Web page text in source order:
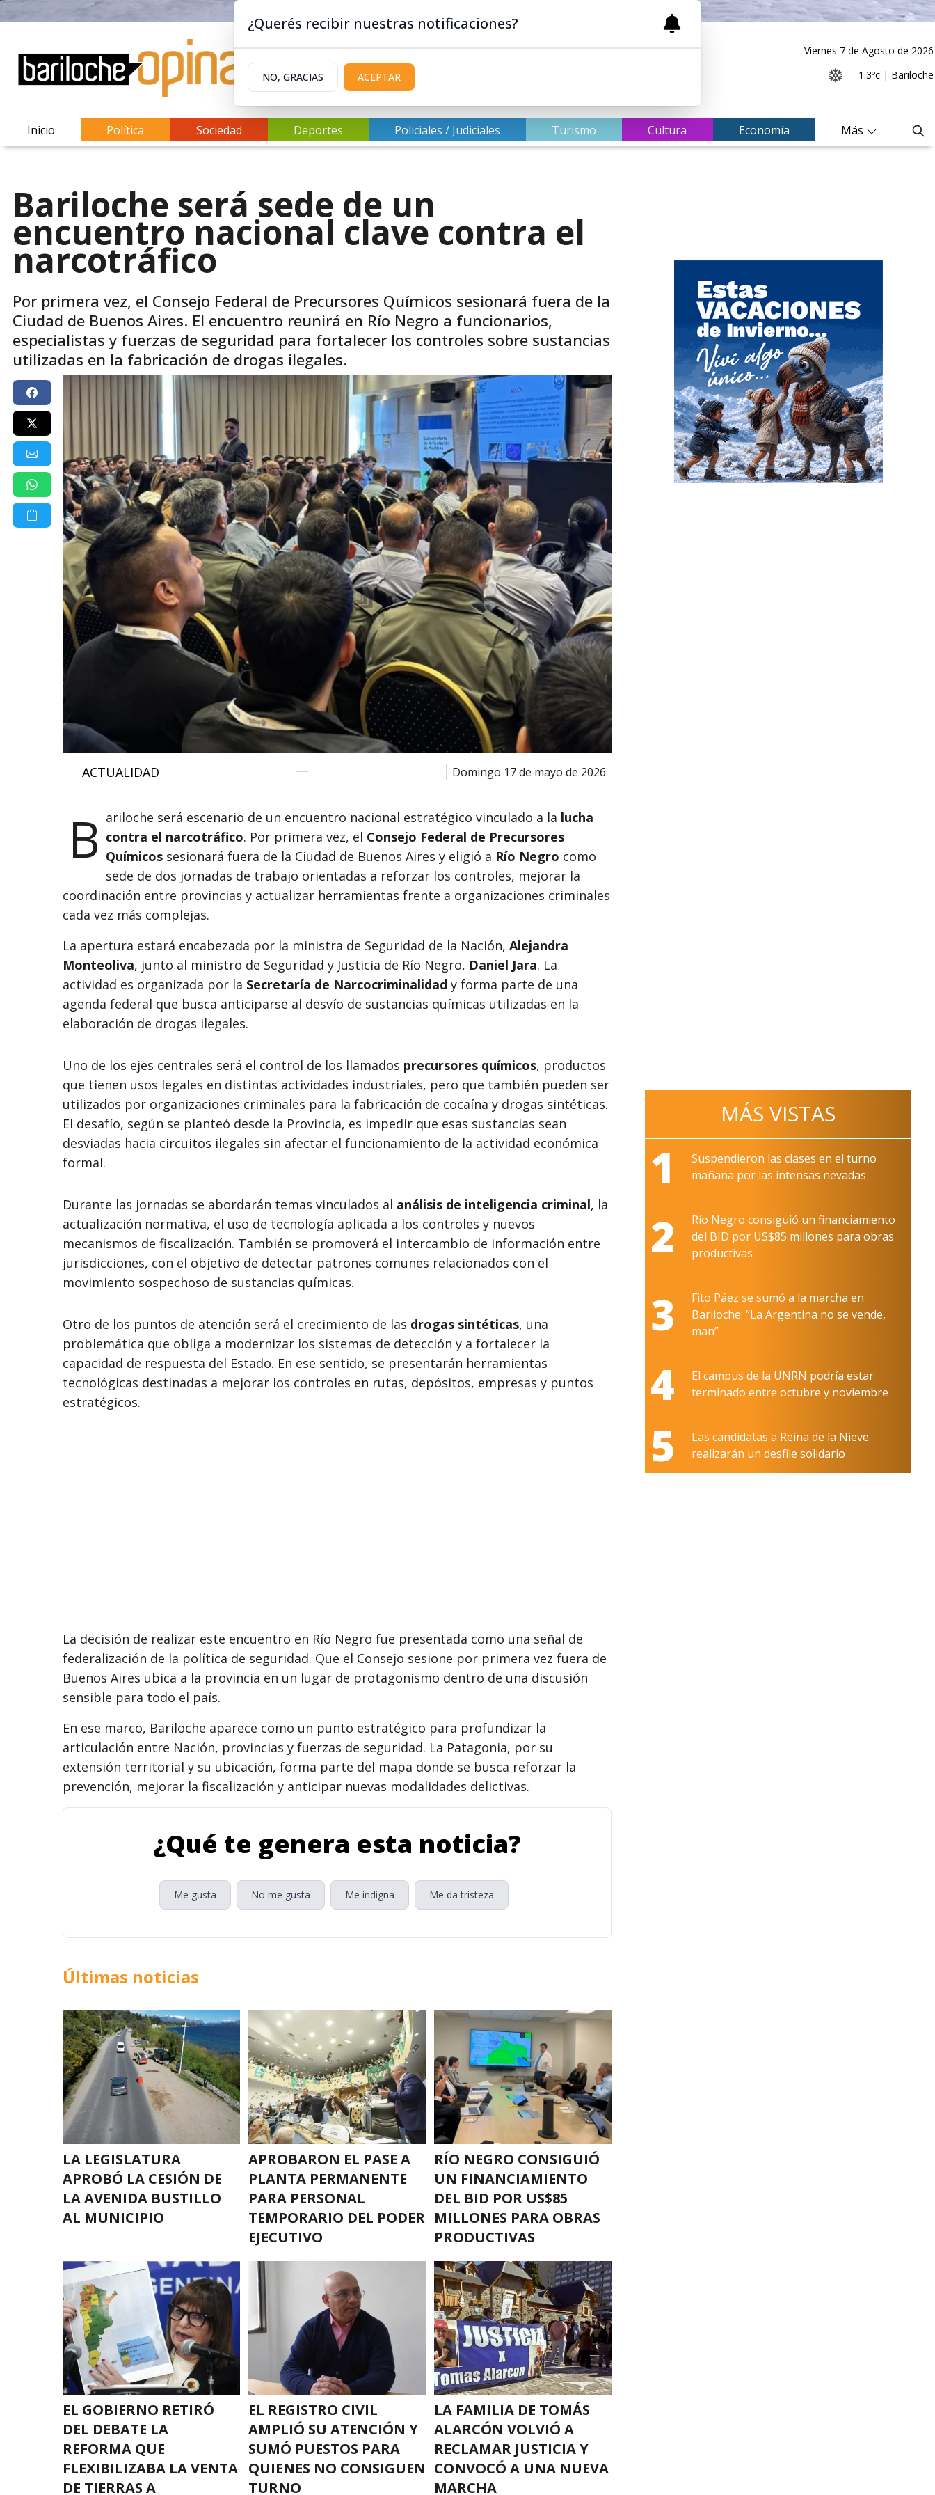
Viernes 7 de Agosto de 2026
1.3ºc | Bariloche
Inicio Política Sociedad Deportes Policiales / Judiciales Turismo Cultura Economía Más
Bariloche será sede de un
encuentro nacional clave contra el
narcotráfico
Por primera vez, el Consejo Federal de Precursores Químicos sesionará fuera de la
Ciudad de Buenos Aires. El encuentro reunirá en Río Negro a funcionarios,
especialistas y fuerzas de seguridad para fortalecer los controles sobre sustancias
utilizadas en la fabricación de drogas ilegales.
ACTUALIDAD domingo 17 de mayo de 2026
B ariloche será escenario de un encuentro nacional estratégico vinculado a la lucha
contra el narcotráfico. Por primera vez, el Consejo Federal de Precursores
Químicossesionará fuera de la Ciudad de Buenos Aires y eligió a Río Negro como
sede de dos jornadas de trabajo orientadas a reforzar los controles, mejorar la
coordinación entre provincias y actualizar herramientas frente a organizaciones criminales
cada vez más complejas.
La apertura estará encabezada por la ministra de Seguridad de la Nación, Alejandra
Monteoliva, junto al ministro de Seguridad y Justicia de Río Negro, Daniel Jara. La
actividad es organizada por la Secretaría de Narcocriminalidad y forma parte de una
agenda federal que busca anticiparse al desvío de sustancias químicas utilizadas en la
elaboración de drogas ilegales.
Uno de los ejes centrales será el control de los llamados precursores químicos, productos
que tienen usos legales en distintas actividades industriales, pero que también pueden ser
utilizados por organizaciones criminales para la fabricación de cocaína y drogas sintéticas.
El desafío, según se planteó desde la Provincia, es impedir que esas sustancias sean
desviadas hacia circuitos ilegales sin afectar el funcionamiento de la actividad económica
formal.
Durante las jornadas se abordarán temas vinculados al análisis de inteligencia criminal, la
actualización normativa, el uso de tecnología aplicada a los controles y nuevos
mecanismos de fiscalización. También se promoverá el intercambio de información entre
jurisdicciones, con el objetivo de detectar patrones comunes relacionados con el
movimiento sospechoso de sustancias químicas.
Otro de los puntos de atención será el crecimiento de las drogas sintéticas, una
problemática que obliga a modernizar los sistemas de detección y a fortalecer la
capacidad de respuesta del Estado. En ese sentido, se presentarán herramientas
tecnológicas destinadas a mejorar los controles en rutas, depósitos, empresas y puntos
estratégicos.
La decisión de realizar este encuentro en Río Negro fue presentada como una señal de
federalización de la política de seguridad. Que el Consejo sesione por primera vez fuera de
Buenos Aires ubica a la provincia en un lugar de protagonismo dentro de una discusión
sensible para todo el país.
En ese marco, Bariloche aparece como un punto estratégico para profundizar la
articulación entre Nación, provincias y fuerzas de seguridad. La Patagonia, por su
extensión territorial y su ubicación, forma parte del mapa donde se busca reforzar la
prevención, mejorar la fiscalización y anticipar nuevas modalidades delictivas.
¿Qué te genera esta noticia?
Me gusta No me gusta Me indigna Me da tristeza
Últimas noticias
LA LEGISLATURA
APROBÓ LA CESIÓN DE
LA AVENIDA BUSTILLO
AL MUNICIPIO
APROBARON EL PASE A
PLANTA PERMANENTE
PARA PERSONAL
TEMPORARIO DEL PODER
EJECUTIVO
RÍO NEGRO CONSIGUIÓ
UN FINANCIAMIENTO
DEL BID POR US$85
MILLONES PARA OBRAS
PRODUCTIVAS
EL GOBIERNO RETIRÓ
DEL DEBATE LA
REFORMA QUE
FLEXIBILIZABA LA VENTA
DE TIERRAS A
EL REGISTRO CIVIL
AMPLIÓ SU ATENCIÓN Y
SUMÓ PUESTOS PARA
QUIENES NO CONSIGUEN
TURNO
LA FAMILIA DE TOMÁS
ALARCÓN VOLVIÓ A
RECLAMAR JUSTICIA Y
CONVOCÓ A UNA NUEVA
MARCHA
MÁS VISTAS
1
Suspendieron las clases en el turno
mañana por las intensas nevadas
2
Río Negro consiguió un financiamiento
del BID por US$85 millones para obras
productivas
3
Fito Páez se sumó a la marcha en
Bariloche: “La Argentina no se vende,
man”
4
El campus de la UNRN podría estar
terminado entre octubre y noviembre
5
Las candidatas a Reina de la Nieve
realizarán un desfile solidario
¿Querés recibir nuestras notificaciones?
NO, GRACIAS ACEPTAR